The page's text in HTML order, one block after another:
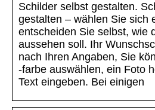
Schilder selbst gestalten.
gestalten – wählen Sie sich
entscheiden Sie selbst, wie
aussehen soll. Ihr
nach Ihren Angaben, Sie
-farbe auswählen, ein Foto
Text eingeben. Bei einigen